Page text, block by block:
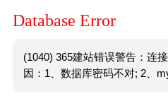
Database Error
(1040) 365建站错误警告：连
因：1、数据库密码不对; 2、